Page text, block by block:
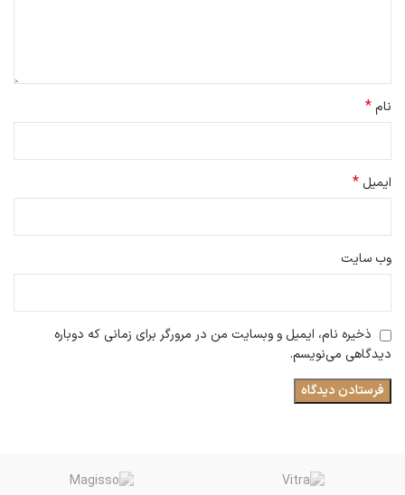
نام*
ایمیل *
وب‌ سایت
ذخیره نام، ایمیل و وبسایت من در مرورگر برای زمانی که دوباره
دیدگاهی می‌نویسم.